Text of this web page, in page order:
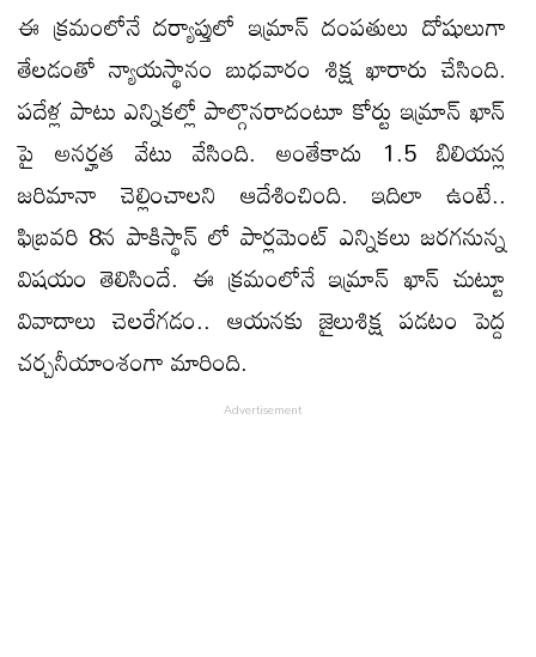
ఈ క్రమంలోనే దర్యాప్తులో ఇమ్రాన్ దంపతులు దోషులుగా
తేలడంతో న్యాయస్థానం బుధవారం శిక్ష ఖారారు చేసింది.
పదేళ్ల పాటు ఎన్నికల్లో పాల్గొనరాదంటూ కోర్టు ఇమ్రాన్ ఖాన్
పై అనర్హత వేటు వేసింది. అంతేకాదు 1.5 బిలియన్ల
జరిమానా చెల్లించాలని ఆదేశించింది. ఇదిలా ఉంటే..
ఫిబ్రవరి 8న పాకిస్థాన్ లో పార్లమెంట్ ఎన్నికలు జరగనున్న
విషయం తెలిసిందే. ఈ క్రమంలోనే ఇమ్రాన్ ఖాన్ చుట్టూ
వివాదాలు చెలరేగడం.. ఆయనకు జైలుశిక్ష పడటం పెద్ద
చర్చనీయాంశంగా మారింది.